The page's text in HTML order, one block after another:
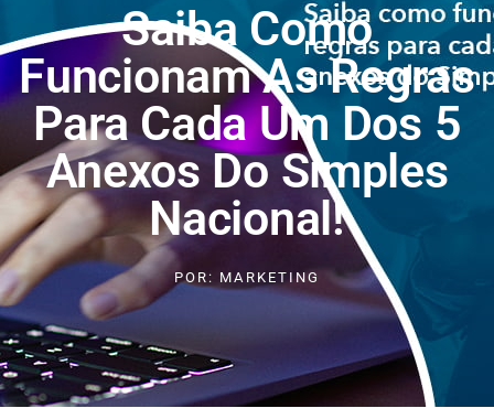
Saiba Como
Funcionam As Regras
Para Cada Um Dos 5
Anexos Do Simples
Nacional!
POR: MARKETING